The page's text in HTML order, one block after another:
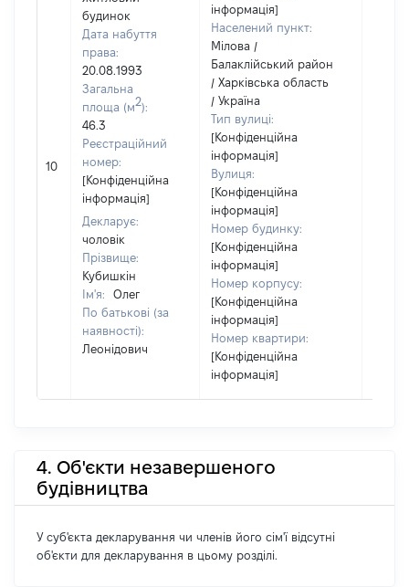
10
будинок
Дата набуття
права:
20.08.1993
Загальна
площа (м2):
46.3
Реєстраційний
номер:
[Конфіденційна
інформація]
Декларує:
чоловік
Прізвище:
Кубишкін
Ім'я:
Олег
По батькові (за
наявності):
Леонідович
інформація]
Населений пункт:
Мілова /
Балаклійський район
/ Харківська область
/ Україна
Тип вулиці:
[Конфіденційна
інформація]
Вулиця:
[Конфіденційна
інформація]
Номер будинку:
[Конфіденційна
інформація]
Номер корпусу:
[Конфіденційна
інформація]
Номер квартири:
[Конфіденційна
інформація]
4. Об'єкти незавершеного
будівництва
У суб'єкта декларування чи членів його сім'ї відсутні
об'єкти для декларування в цьому розділі.